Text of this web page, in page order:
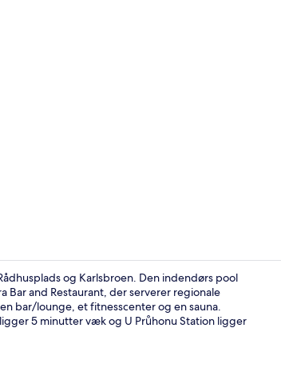
Mødefaciliteter
og Karlsbroen. Den indendørs pool
and Restaurant, der serverer regionale
bar/lounge, et fitnesscenter og en sauna.
5 minutter væk og U Průhonu Station ligger